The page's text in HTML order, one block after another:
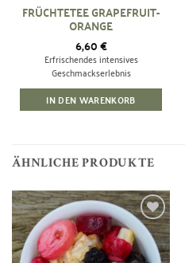
FRÜCHTETEE GRAPEFRUIT-
ORANGE
6,60€
Erfrischendes intensives
Geschmackserlebnis
IN DEN WARENKORB
ÄHNLICHE PRODUKTE
Zur
Wunschliste
hinzufügen